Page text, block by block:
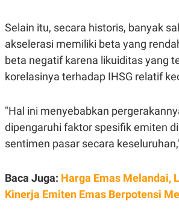
JARINGAN
K
T
A
N
A
C
E
M
Y
P
S
R
E
S
.
Selain itu, secara historis, banyak
akselerasi memiliki beta yang
beta negatif karena likuiditas yang
korelasinya terhadap IHSG relatif
"Hal ini menyebabkan
dipengaruhi faktor spesifik emiten
sentimen pasar secara
Baca Juga: Harga Emas Melandai,
Kinerja Emiten Emas Berpotensi